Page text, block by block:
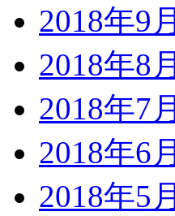
2018年9月
2018年8月
2018年7月
2018年6月
2018年5月